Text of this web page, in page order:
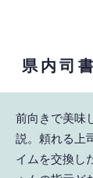
県内司
前向きで美味
説。頼れる上
イムを交換し